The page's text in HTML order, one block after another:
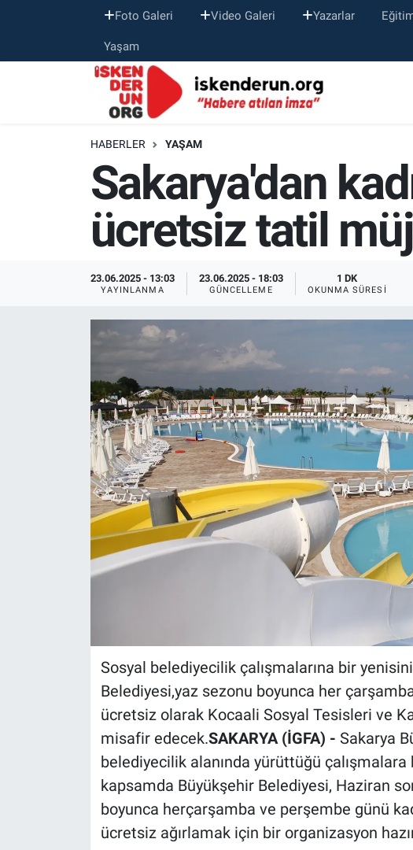
Foto Galeri Video Galeri Yazarlar
Yaşam
HABERLER YAŞAM
Sakarya'dan
ücretsiz tatil
23.06.2025 - 13:03
YAYINLANMA
23.06.2025 - 18:03
GÜNCELLEME
1 DK
OKUNMA SÜRESI
Sosyal belediyecilik çalışmalarına bir
Belediyesi,yaz sezonu boyunca her
ücretsiz olarak Kocaali Sosyal Tesisleri ve
misafir edecek.SAKARYA (İGFA) - Sakarya
belediyecilik alanında yürüttüğü
kapsamda Büyükşehir Belediyesi, Haziran
boyunca herçarşamba ve perşembe günü
ücretsiz ağırlamak için bir organizasyon